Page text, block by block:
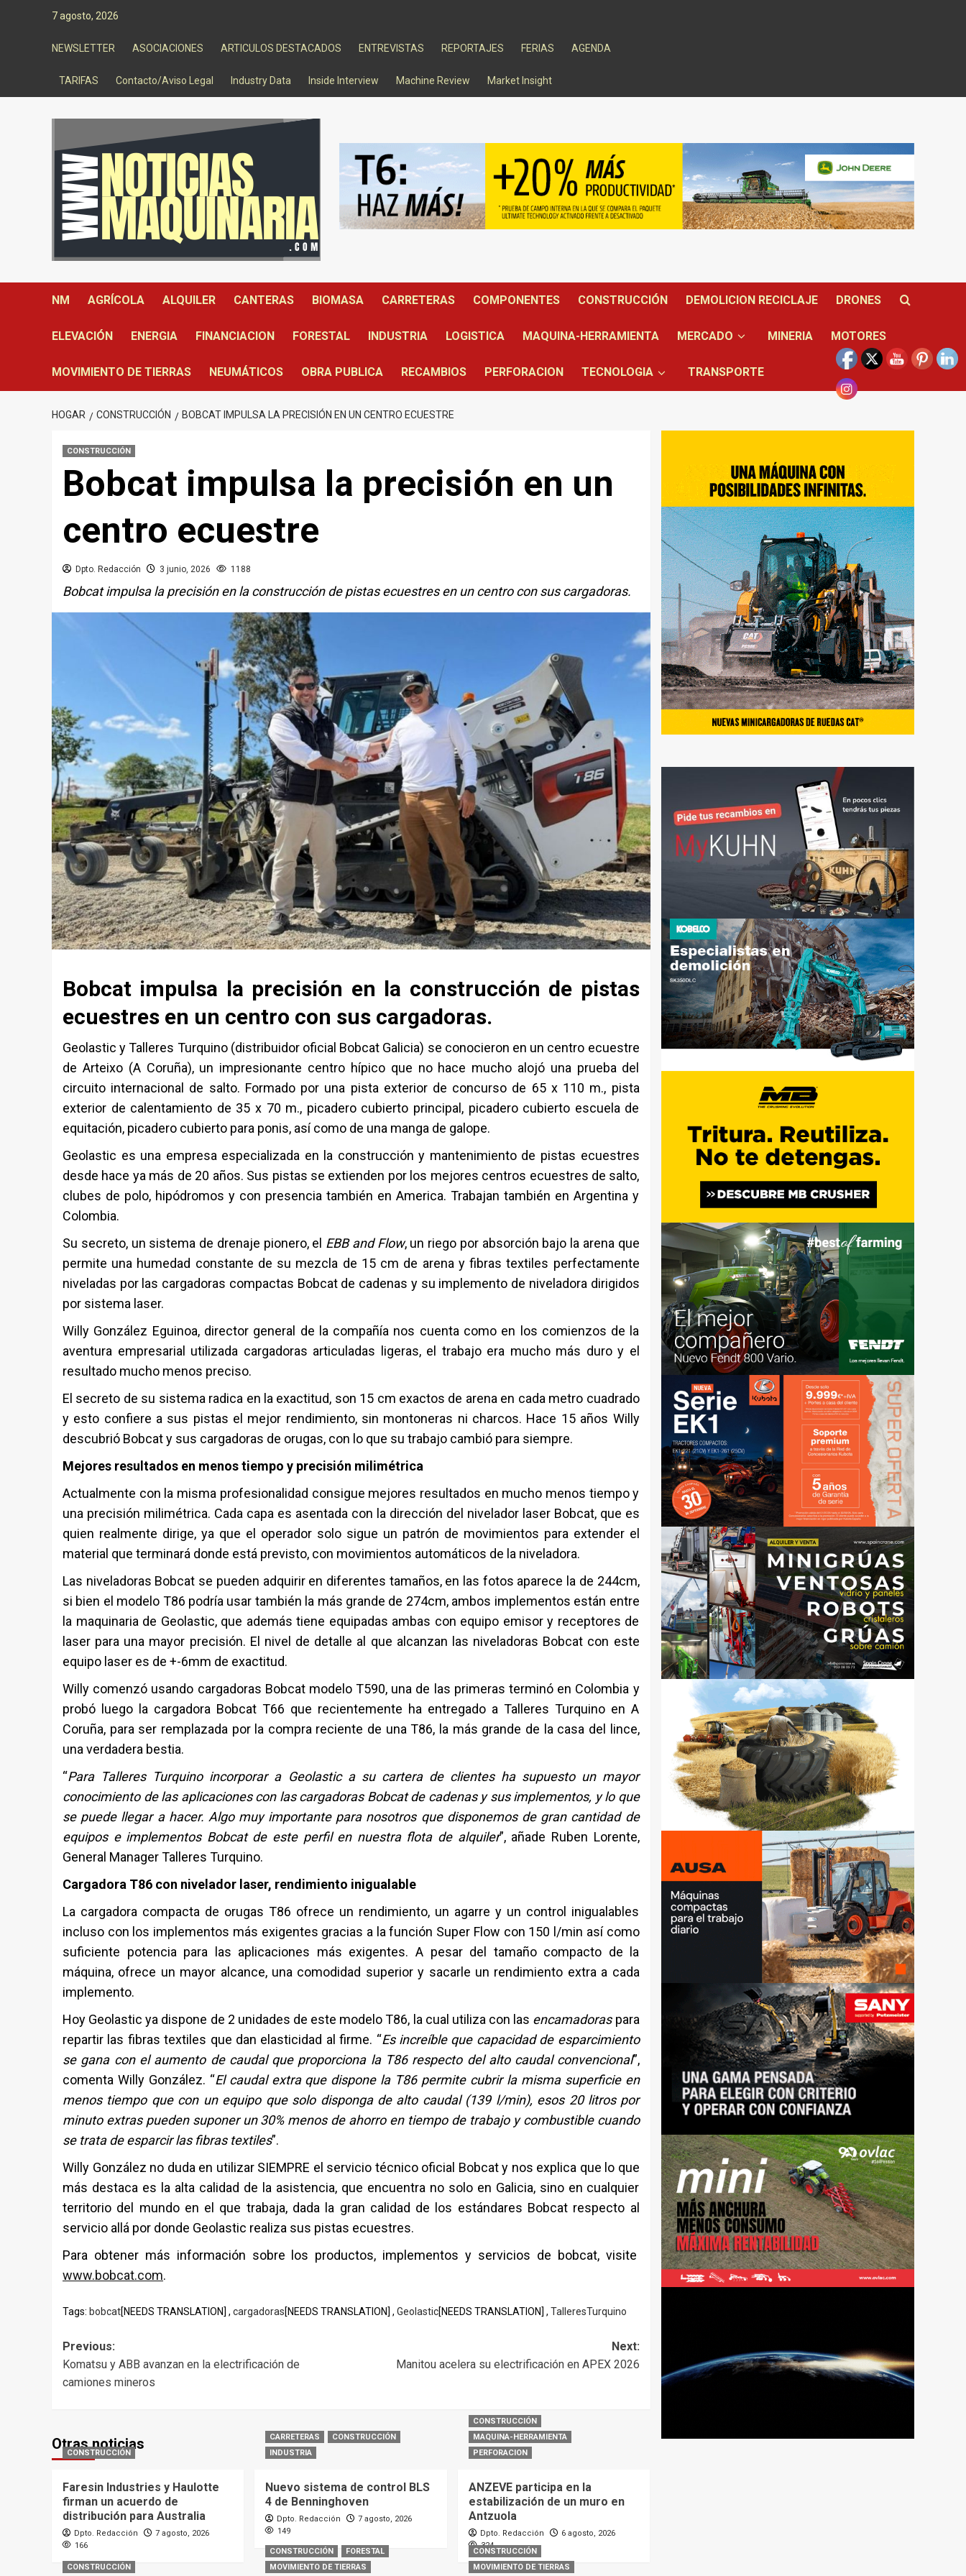
7 agosto, 2026
NEWSLETTER ASOCIACIONES ARTICULOS DESTACADOS ENTREVISTAS REPORTAJES FERIAS AGENDA
TARIFAS Contacto/Aviso Legal Industry Data Inside Interview Machine Review Market Insight
NM AGRÍCOLA ALQUILER CANTERAS BIOMASA CARRETERAS COMPONENTES CONSTRUCCIÓN DEMOLICION RECICLAJE DRONES
ELEVACIÓN ENERGIA FINANCIACION FORESTAL INDUSTRIA LOGISTICA MAQUINA-HERRAMIENTA MERCADO MINERIA MOTORES
MOVIMIENTO DE TIERRAS NEUMÁTICOS OBRA PUBLICA RECAMBIOS PERFORACION TECNOLOGIA TRANSPORTE
HOGAR CONSTRUCCIÓN BOBCAT IMPULSA LA PRECISIÓN EN UN CENTRO ECUESTRE
CONSTRUCCIÓN
Bobcat impulsa la precisión en un
centro ecuestre
Dpto. Redacción 3 junio, 2026 1188
Bobcat impulsa la precisión en la construcción de pistas ecuestres en un centro con sus cargadoras.
Bobcat impulsa la precisión en la construcción de pistas
ecuestres en un centro con sus cargadoras.
Geolastic y Talleres Turquino (distribuidor oficial Bobcat Galicia) se conocieron en un centro ecuestre
de Arteixo (A Coruña), un impresionante centro hípico que no hace mucho alojó una prueba del
circuito internacional de salto. Formado por una pista exterior de concurso de 65 x 110 m., pista
exterior de calentamiento de 35 x 70 m., picadero cubierto principal, picadero cubierto escuela de
equitación, picadero cubierto para ponis, así como de una manga de galope.
Geolastic es una empresa especializada en la construcción y mantenimiento de pistas ecuestres
desde hace ya más de 20 años. Sus pistas se extienden por los mejores centros ecuestres de salto,
clubes de polo, hipódromos y con presencia también en America. Trabajan también en Argentina y
Colombia.
Su secreto, un sistema de drenaje pionero, el EBB and Flow, un riego por absorción bajo la arena que
permite una humedad constante de su mezcla de 15 cm de arena y fibras textiles perfectamente
niveladas por las cargadoras compactas Bobcat de cadenas y su implemento de niveladora dirigidos
por sistema laser.
Willy González Eguinoa, director general de la compañía nos cuenta como en los comienzos de la
aventura empresarial utilizada cargadoras articuladas ligeras, el trabajo era mucho más duro y el
resultado mucho menos preciso.
El secreto de su sistema radica en la exactitud, son 15 cm exactos de arena en cada metro cuadrado
y esto confiere a sus pistas el mejor rendimiento, sin montoneras ni charcos. Hace 15 años Willy
descubrió Bobcat y sus cargadoras de orugas, con lo que su trabajo cambió para siempre.
Mejores resultados en menos tiempo y precisión milimétrica
Actualmente con la misma profesionalidad consigue mejores resultados en mucho menos tiempo y
una precisión milimétrica. Cada capa es asentada con la dirección del nivelador laser Bobcat, que es
quien realmente dirige, ya que el operador solo sigue un patrón de movimientos para extender el
material que terminará donde está previsto, con movimientos automáticos de la niveladora.
Las niveladoras Bobcat se pueden adquirir en diferentes tamaños, en las fotos aparece la de 244cm,
si bien el modelo T86 podría usar también la más grande de 274cm, ambos implementos están entre
la maquinaria de Geolastic, que además tiene equipadas ambas con equipo emisor y receptores de
laser para una mayor precisión. El nivel de detalle al que alcanzan las niveladoras Bobcat con este
equipo laser es de +-6mm de exactitud.
Willy comenzó usando cargadoras Bobcat modelo T590, una de las primeras terminó en Colombia y
probó luego la cargadora Bobcat T66 que recientemente ha entregado a Talleres Turquino en A
Coruña, para ser remplazada por la compra reciente de una T86, la más grande de la casa del lince,
una verdadera bestia.
“Para Talleres Turquino incorporar a Geolastic a su cartera de clientes ha supuesto un mayor
conocimiento de las aplicaciones con las cargadoras Bobcat de cadenas y sus implementos, y lo que
se puede llegar a hacer. Algo muy importante para nosotros que disponemos de gran cantidad de
equipos e implementos Bobcat de este perfil en nuestra flota de alquiler”, añade Ruben Lorente,
General Manager Talleres Turquino.
Cargadora T86 con nivelador laser, rendimiento inigualable
La cargadora compacta de orugas T86 ofrece un rendimiento, un agarre y un control inigualables
incluso con los implementos más exigentes gracias a la función Super Flow con 150 l/min así como
suficiente potencia para las aplicaciones más exigentes. A pesar del tamaño compacto de la
máquina, ofrece un mayor alcance, una comodidad superior y sacarle un rendimiento extra a cada
implemento.
Hoy Geolastic ya dispone de 2 unidades de este modelo T86, la cual utiliza con las encamadoraspara
repartir las fibras textiles que dan elasticidad al firme. “Es increíble que capacidad de esparcimiento
se gana con el aumento de caudal que proporciona la T86 respecto del alto caudal convencional”,
comenta Willy González. “El caudal extra que dispone la T86 permite cubrir la misma superficie en
menos tiempo que con un equipo que solo disponga de alto caudal (139 l/min), esos 20 litros por
minuto extras pueden suponer un 30% menos de ahorro en tiempo de trabajo y combustible cuando
se trata de esparcir las fibras textiles”.
Willy González no duda en utilizar SIEMPRE el servicio técnico oficial Bobcat y nos explica que lo que
más destaca es la alta calidad de la asistencia, que encuentra no solo en Galicia, sino en cualquier
territorio del mundo en el que trabaja, dada la gran calidad de los estándares Bobcat respecto al
servicio allá por donde Geolastic realiza sus pistas ecuestres.
Para obtener más información sobre los productos, implementos y servicios de bobcat, visite
www.bobcat.com.
Tags: bobcat[NEEDS TRANSLATION] , cargadoras[NEEDS TRANSLATION] , Geolastic[NEEDS TRANSLATION] , TalleresTurquino
Post
navigation
Previous:
Komatsu y ABB avanzan en la electrificación de
camiones mineros
Next:
Manitou acelera su electrificación en APEX 2026
Otras noticias
CONSTRUCCIÓN
Faresin Industries y Haulotte
firman un acuerdo de
distribución para Australia
Dpto. Redacción
7 agosto, 2026
166
CARRETERAS
CONSTRUCCIÓN
INDUSTRIA
Nuevo sistema de control BLS
4 de Benninghoven
Dpto. Redacción
7 agosto, 2026
149
CONSTRUCCIÓN
MAQUINA-HERRAMIENTA
PERFORACION
ANZEVE participa en la
estabilización de un muro en
Antzuola
Dpto. Redacción
6 agosto, 2026
324
CONSTRUCCIÓN
CONSTRUCCIÓN
FORESTAL
MOVIMIENTO DE TIERRAS
CONSTRUCCIÓN
MOVIMIENTO DE TIERRAS